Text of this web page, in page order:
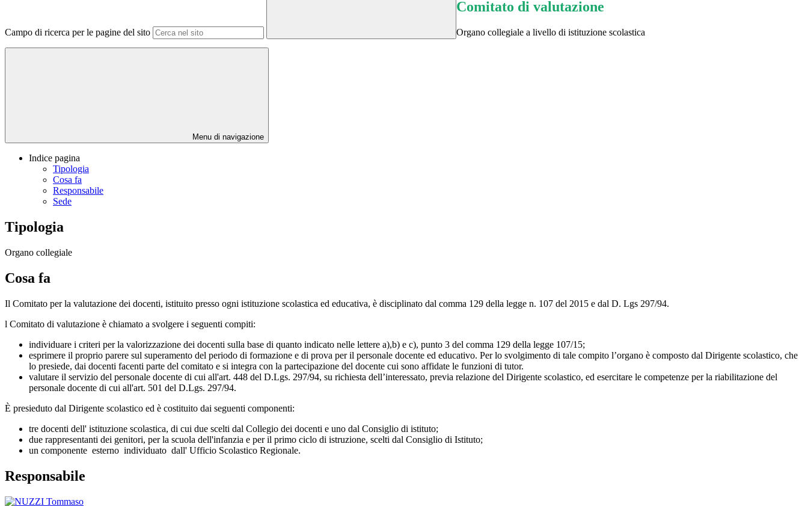
Campo di ricerca per le pagine del sito
Comitato di valutazione
Organo collegiale a livello di istituzione scolastica
Menu di navigazione
Indice pagina
Tipologia
Cosa fa
Responsabile
Sede
Tipologia
Organo collegiale
Cosa fa
Il Comitato per la valutazione dei docenti, istituito presso ogni istituzione scolastica ed educativa, è disciplinato dal comma 129 della legge n. 107 del 2015 e dal D. Lgs 297/94.
l Comitato di valutazione è chiamato a svolgere i seguenti compiti:
individuare i criteri per la valorizzazione dei docenti sulla base di quanto indicato nelle lettere a),b) e c), punto 3 del comma 129 della legge 107/15;
esprimere il proprio parere sul superamento del periodo di formazione e di prova per il personale docente ed educativo. Per lo svolgimento di tale compito l’organo è composto dal Dirigente scolastico, che
lo presiede, dai docenti facenti parte del comitato e si integra con la partecipazione del docente cui sono affidate le funzioni di tutor.
valutare il servizio del personale docente di cui all'art. 448 del D.Lgs. 297/94, su richiesta dell’interessato, previa relazione del Dirigente scolastico, ed esercitare le competenze per la riabilitazione del
personale docente di cui all'art. 501 del D.Lgs. 297/94.
È presieduto dal Dirigente scolastico ed è costituito dai seguenti componenti:
tre docenti dell' istituzione scolastica, di cui due scelti dal Collegio dei docenti e uno dal Consiglio di istituto;
due rappresentanti dei genitori, per la scuola dell'infanzia e per il primo ciclo di istruzione, scelti dal Consiglio di Istituto;
un componente esterno individuato dall' Ufficio Scolastico Regionale.
Responsabile